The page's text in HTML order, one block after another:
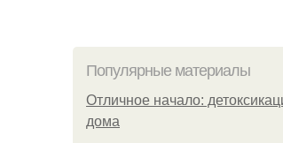
Популярные материалы
Отличное начало:
дома